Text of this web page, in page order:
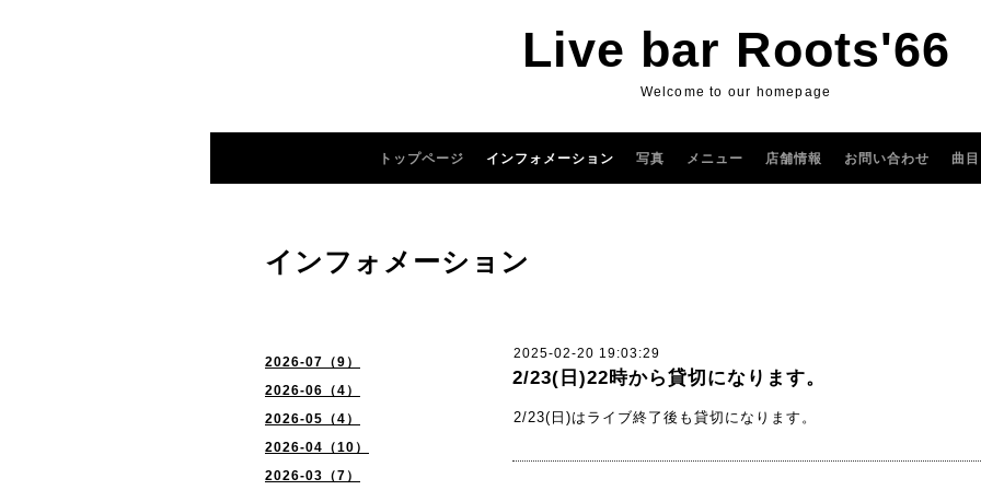
Live bar Roots'66
Welcome to our homepage
トップページ インフォメーション 写真 メニュー 店舗情報 お問い合わせ 曲
2026-07（9）
2026-06（4）
2026-05（4）
2026-04（10）
2026-03（7）
インフォメーション
2025-02-20 19:03:29
2/23(日)22時から貸切になります。
2/23(日)はライブ終了後も貸切になります。